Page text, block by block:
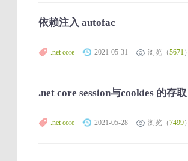
依赖注入 autofac
.net core 2021-05-31 浏览（5671）
.net core session与cookies 的存取
.net core 2021-05-28 浏览（7499）